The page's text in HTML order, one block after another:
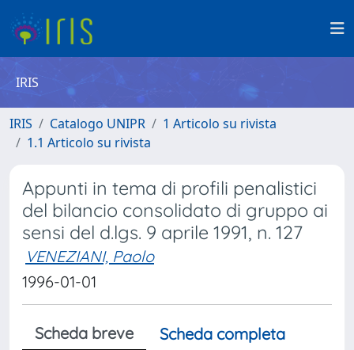
IRIS
IRIS Catalogo UNIPR
1 Articolo su rivista
1.1 Articolo su rivista
Appunti in tema di profili penalistici
del bilancio consolidato di gruppo ai
sensi del d.lgs. 9 aprile 1991, n. 127
VENEZIANI, Paolo
1996-01-01
Scheda breve
Scheda completa